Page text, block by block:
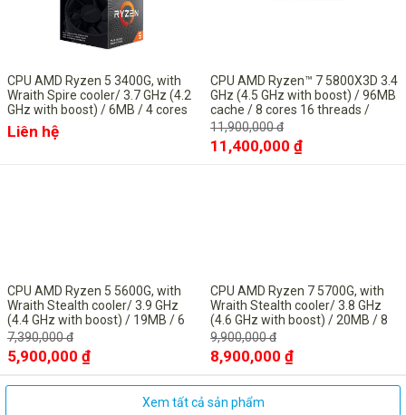
CPU AMD Ryzen 5 3400G, with
Wraith Spire cooler/ 3.7 GHz (4.2
GHz with boost) / 6MB / 4 cores
8 threads / Radeon Vega 11 /
65W / Socket AM4
Liên hệ
CPU AMD Ryzen™ 7 5800X3D 3.4
GHz (4.5 GHz with boost) / 96MB
cache / 8 cores 16 threads /
socket AM4 / 105 W)
11,900,000 đ
11,400,000 ₫
CPU AMD Ryzen 5 5600G, with
Wraith Stealth cooler/ 3.9 GHz
(4.4 GHz with boost) / 19MB / 6
cores 12 threads / Radeon
Graphics / 65W / Socket AM4
7,390,000 đ
5,900,000 ₫
CPU AMD Ryzen 7 5700G, with
Wraith Stealth cooler/ 3.8 GHz
(4.6 GHz with boost) / 20MB / 8
cores 16 threads / Radeon
Graphics / 65W / Socket AM4
9,900,000 đ
8,900,000 ₫
Xem tất cả sản phẩm